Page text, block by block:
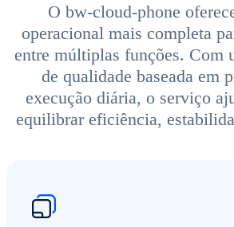
O bw-cloud-phone
operacional mais completa
entre múltiplas funções. Com
de qualidade baseada em
execução diária, o serviço
equilibrar eficiência,